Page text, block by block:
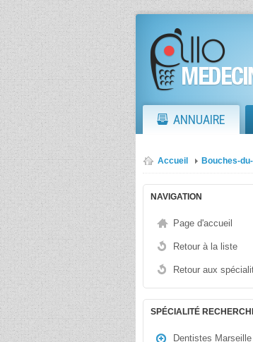
ANNUAIRE
Accueil Bouches-
NAVIGATION
Page d'accueil
Retour à la liste
Retour aux
SPÉCIALITÉ
Dentistes Marseille